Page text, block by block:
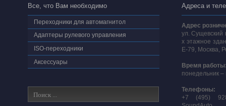
Все, что Вам необходимо
Переходники для автомагнитол
Адаптеры рулевого управления
ISO-переходники
Аксессуары
Адреса и
Адрес
ул. Сущевский
х этажное
E-79, Москва,
Время
понедельник –
Телефоны:
+7 (495)